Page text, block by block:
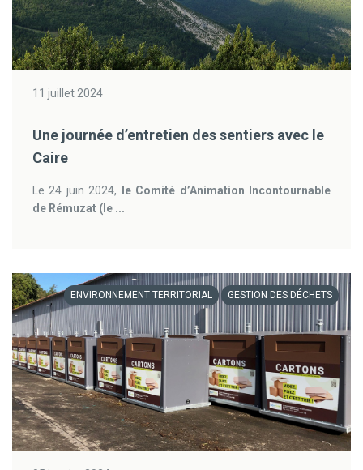
11 juillet 2024
Une journée d’entretien des sentiers avec le
Caire
Le 24 juin 2024,
le Comité d’Animation Incontournable
de Rémuzat (le ...
ENVIRONNEMENT TERRITORIAL GESTION DES DÉCHETS